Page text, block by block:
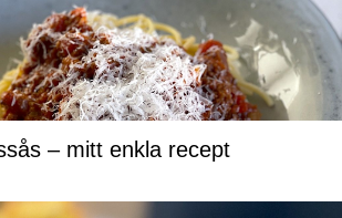
– mitt enkla recept